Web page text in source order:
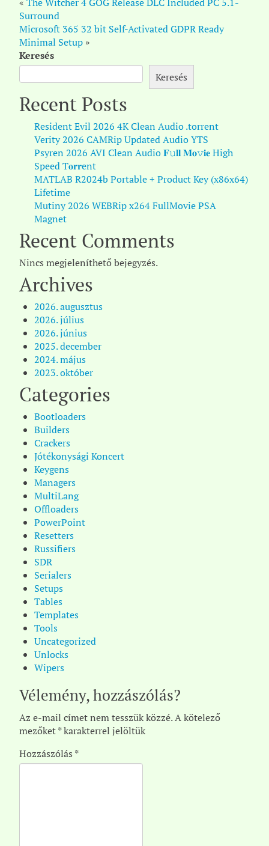
Surround
Microsoft 365 32 bit Self-Activated GDPR Ready
Minimal Setup »
Keresés
Keresés
Recent Posts
Resident Evil 2026 4K Clean Audio .torrent
Verity 2026 CAMRip Updated Audio YTS
Psyren 2026 AVI Clean Audio 𝐅𝚞𝐥𝐥 𝐌𝐨𝚟𝐢𝐞 High
Speed T𝐨𝐫𝐫ent
MATLAB R2024b Portable + Product Key (x86x64)
Lifetime
Mutiny 2026 WEBRip x264 FullMovie PSA
Magnet
Recent Comments
Nincs megjeleníthető bejegyzés.
Archives
2026. augusztus
2026. július
2026. június
2025. december
2024. május
2023. október
Categories
Bootloaders
Builders
Crackers
Jótékonysági Koncert
Keygens
Managers
MultiLang
Offloaders
PowerPoint
Resetters
Russifiers
SDR
Serialers
Setups
Tables
Templates
Tools
Uncategorized
Unlocks
Wipers
Vélemény, hozzászólás?
Az e-mail címet nem tesszük közzé.A kötelező
mezőket*karakterrel jelöltük
Hozzászólás *